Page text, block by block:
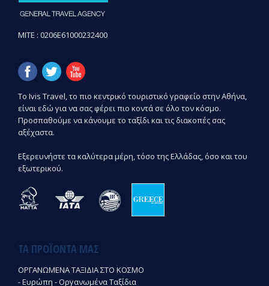
MITE : 0206E61000232400
Το Ivis Travel, το πιο κεντρικό τουριστικό γραφείο στην Αθήνα,
είναι εδώ για να σας φέρει πιο κοντά σε όλο τον κόσμο.
Προσπαθούμε να κάνουμε το ταξίδι και τις διακοπές σας
αξέχαστα.
Εξερευνήστε τα καλύτερα μέρη, τόσο της Ελλάδας, όσο και του
εξωτερικού.
ΤΑ ΠΡΟΪΌΝΤΑ ΜΑΣ
ΟΡΓΑΝΩΜΕΝΑ ΤΑΞΙΔΙΑ ΣΤΟ ΚΟΣΜΟ
- Ευρώπη - Οργανωμένα Ταξίδια